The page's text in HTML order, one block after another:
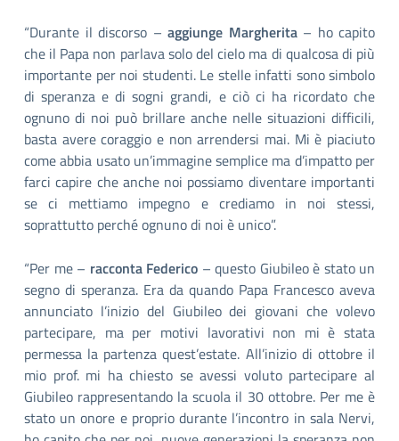
“Durante il discorso – aggiunge Margherita– ho capito
che il Papa non parlava solo del cielo ma di qualcosa di più
importante per noi studenti. Le stelle infatti sono simbolo
di speranza e di sogni grandi, e ciò ci ha ricordato che
ognuno di noi può brillare anche nelle situazioni difficili,
basta avere coraggio e non arrendersi mai. Mi è piaciuto
come abbia usato un’immagine semplice ma d’impatto per
farci capire che anche noi possiamo diventare importanti
se ci mettiamo impegno e crediamo in noi stessi,
soprattutto perché ognuno di noi è unico”.
“Per me – racconta Federico – questo Giubileo è stato un
segno di speranza. Era da quando Papa Francesco aveva
annunciato l’inizio del Giubileo dei giovani che volevo
partecipare, ma per motivi lavorativi non mi è stata
permessa la partenza quest’estate. All’inizio di ottobre il
mio prof. mi ha chiesto se avessi voluto partecipare al
Giubileo rappresentando la scuola il 30 ottobre. Per me è
stato un onore e proprio durante l’incontro in sala Nervi,